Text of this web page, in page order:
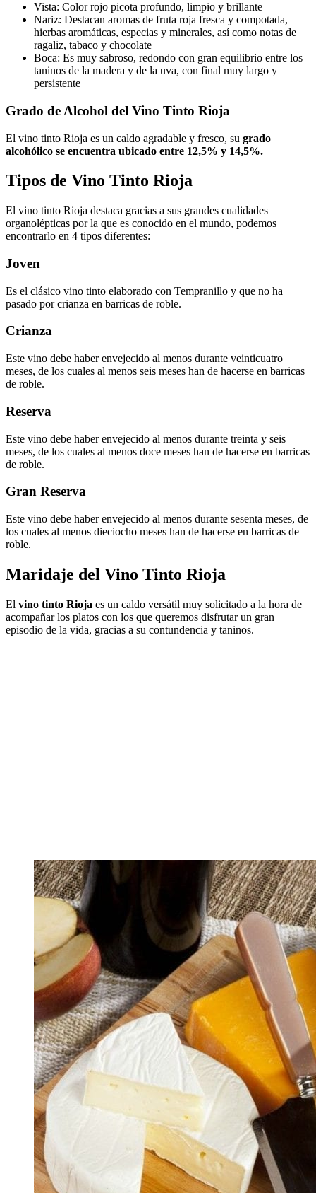
Vista: Color rojo picota profundo, limpio y brillante
Nariz: Destacan aromas de fruta roja fresca y compotada,
hierbas aromáticas, especias y minerales, así como notas de
ragaliz, tabaco y chocolate
Boca: Es muy sabroso, redondo con gran equilibrio entre los
taninos de la madera y de la uva, con final muy largo y
persistente
Grado de Alcohol del Vino Tinto Rioja
El vino tinto Rioja es un caldo agradable y fresco, su grado
alcohólico se encuentra ubicado entre 12,5% y 14,5%.
Tipos de Vino Tinto Rioja
El vino tinto Rioja destaca gracias a sus grandes cualidades
organolépticas por la que es conocido en el mundo, podemos
encontrarlo en 4 tipos diferentes:
Joven
Es el clásico vino tinto elaborado con Tempranillo y que no ha
pasado por crianza en barricas de roble.
Crianza
Este vino debe haber envejecido al menos durante veinticuatro
meses, de los cuales al menos seis meses han de hacerse en barricas
de roble.
Reserva
Este vino debe haber envejecido al menos durante treinta y seis
meses, de los cuales al menos doce meses han de hacerse en barricas
de roble.
Gran Reserva
Este vino debe haber envejecido al menos durante sesenta meses, de
los cuales al menos dieciocho meses han de hacerse en barricas de
roble.
Maridaje del Vino Tinto Rioja
El vino tinto Rioja es un caldo versátil muy solicitado a la hora de
acompañar los platos con los que queremos disfrutar un gran
episodio de la vida, gracias a su contundencia y taninos.